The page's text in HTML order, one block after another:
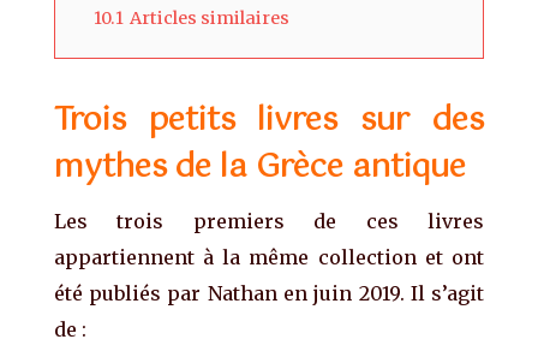
10.1 Articles similaires
Trois petits livres sur des
mythes de la Grèce antique
Les trois premiers de ces livres
appartiennent à la même collection et ont
été publiés par Nathan en juin 2019. Il s’agit
de :